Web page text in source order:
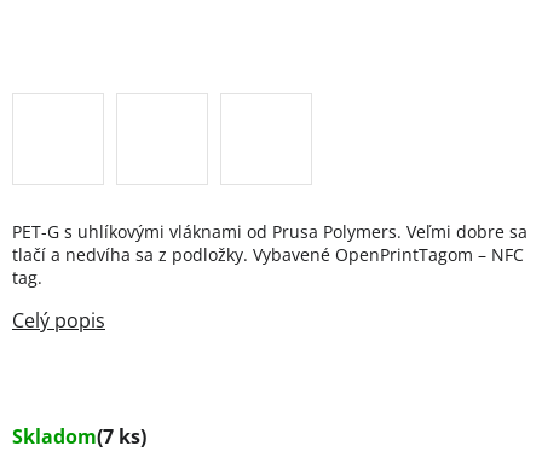
Skladom(7 ks)
PET-G s uhlíkovými vláknami od Prusa Polymers. Veľmi dobre sa
tlačí a nedvíha sa z podložky. Vybavené OpenPrintTagom – NFC
tag.